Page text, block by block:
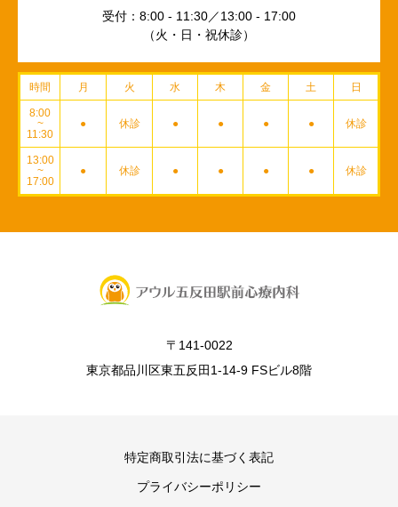
受付：8:00 - 11:30／13:00 - 17:00
（火・日・祝休診）
時間 月 火 水 木 金 土 日
8:00
~
11:30
● 休診 ● ● ● ● 休診
13:00
~
17:00
● 休診 ● ● ● ● 休診
〒141-0022
東京都品川区東五反田1-14-9 FSビル8階
特定商取引法に基づく表記
プライバシーポリシー